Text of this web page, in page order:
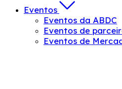
Eventos
Eventos da ABDC
Eventos de
Eventos de